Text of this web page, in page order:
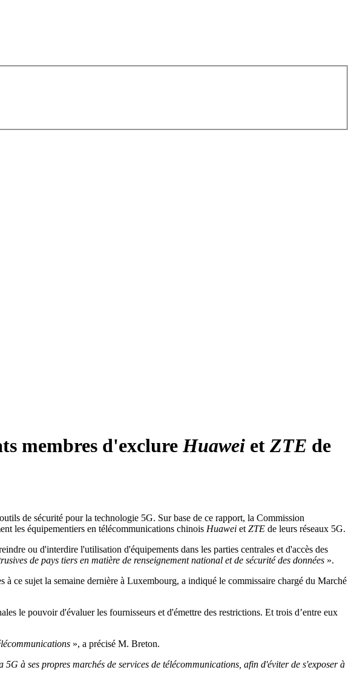
membres d'exclure Huawei et ZTE de
de sécurité pour la technologie 5G. Sur base de ce rapport, la Commission
les équipementiers en télécommunications chinois Huawei et ZTE de leurs réseaux 5G.
ou d'interdire l'utilisation d'équipements dans les parties centrales et d'accès des
de pays tiers en matière de renseignement national et de sécurité des données ».
ce sujet la semaine dernière à Luxembourg, a indiqué le commissaire chargé du Marché
le pouvoir d'évaluer les fournisseurs et d'émettre des restrictions. Et trois d’entre eux
», a précisé M. Breton.
à ses propres marchés de services de télécommunications, afin d'éviter de s'exposer à